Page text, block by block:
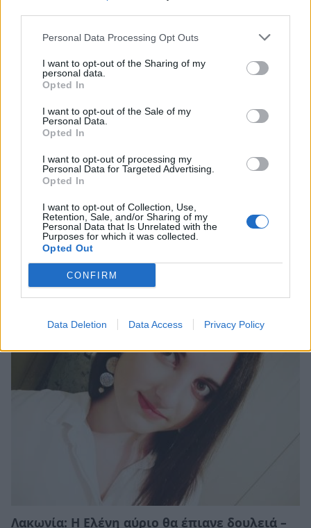
Personal Data Processing Opt Outs
I want to opt-out of the Sharing of my
personal data.
Opted In
I want to opt-out of the Sale of my
Personal Data.
Opted In
I want to opt-out of processing my
Personal Data for Targeted Advertising.
Opted In
I want to opt-out of Collection, Use,
Retention, Sale, and/or Sharing of my
Personal Data that Is Unrelated with the
Purposes for which it was collected.
Opted Out
CONFIRM
Data Deletion Data Access Privacy Policy
Αθήνα: Πως ένα τελεσίγραφο τον έφτασε στο
σημείο να σκοτώσει την οικογένεια του
Λακωνία: Η Ελένη αύριο θα έπιανε δουλειά –